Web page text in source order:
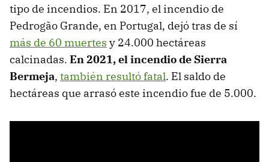
tipo de incendios. En 2017, el incendio de
Pedrogão Grande, en Portugal, dejó tras de sí
más de 60 muertes y 24.000 hectáreas
calcinadas. En 2021, el incendio de Sierra
Bermeja, también resultó fatal. El saldo de
hectáreas que arrasó este incendio fue de 5.000.